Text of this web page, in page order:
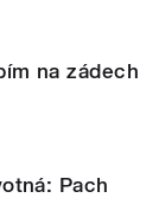
na zádech
Pach